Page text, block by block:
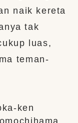
naik kereta
tak
luas,
teman-
ken